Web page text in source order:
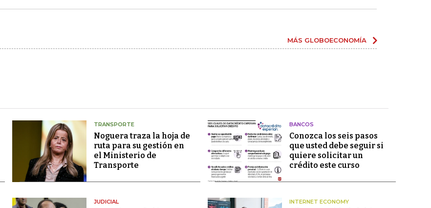
MÁS GLOBOECONOMÍA
TRANSPORTE
Noguera traza la hoja de
ruta para su gestión en
el Ministerio de
Transporte
BANCOS
Conozca los seis pasos
que usted debe seguir si
quiere solicitar un
crédito este curso
JUDICIAL INTERNET ECONOMY